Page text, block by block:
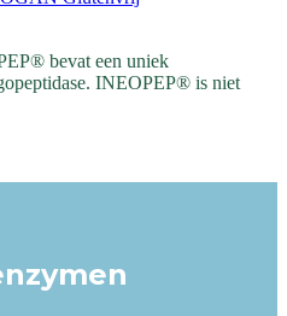
bevat een uniek
INEOPEP® is niet